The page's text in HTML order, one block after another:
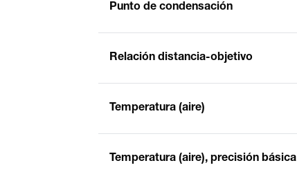
Punto de condensación
Relación distancia-objetivo
Temperatura (aire)
Temperatura (aire), precisión básica